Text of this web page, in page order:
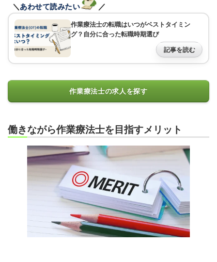
＼あわせて読みたい ／
作業療法士の転職はいつがベストタイミン
グ？自分に合った転職時期選び
記事を読む
作業療法士の求人を探す
働きながら作業療法士を目指すメリット